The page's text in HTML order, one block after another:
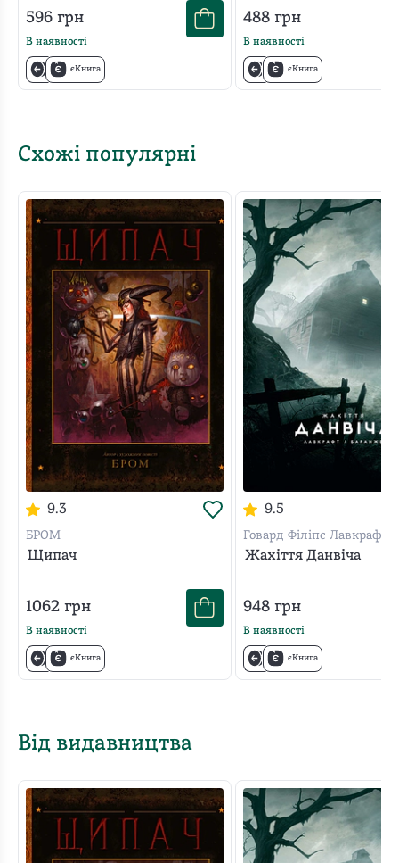
596 грн
В наявності
єКнига
488грн
В наявності
єКнига
Схожі популярні
9.3
БРОМ
Щипач
1062 грн
В наявності
єКнига
9.5
Говард Філіпс Лавкрафт
Жахіття Данвіча
948грн
В наявності
єКнига
Від видавництва